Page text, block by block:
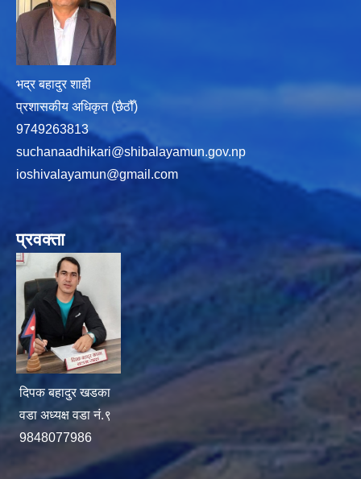
भद्र बहादुर शाही
प्रशासकीय अधिकृत (छैठौँ)
9749263813
suchanaadhikari@shibalayamun.gov.np
ioshivalayamun@gmail.com
प्रवक्ता
दिपक बहादुर खडका
वडा अध्यक्ष वडा नं.९
9848077986